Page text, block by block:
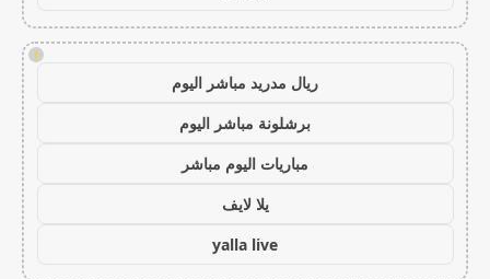
!
ريال مدريد مباشر اليوم
برشلونة مباشر اليوم
مباريات اليوم مباشر
يلا لايف
yalla live